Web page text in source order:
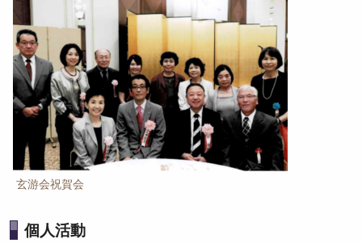
玄游会祝賀会
個人活動